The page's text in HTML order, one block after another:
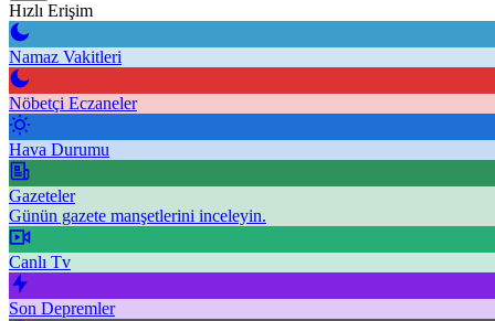
Hızlı Erişim
Namaz Vakitleri
Nöbetçi Eczaneler
Hava Durumu
Gazeteler
Günün gazete manşetlerini inceleyin.
Canlı Tv
Son Depremler